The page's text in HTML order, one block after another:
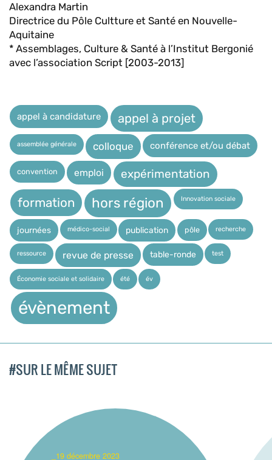
Alexandra Martin
Directrice du Pôle Cultture et Santé en Nouvelle-
Aquitaine
* Assemblages, Culture & Santé à l’Institut Bergonié
avec l’association Script [2003-2013]
appel à candidature appel à projet
assemblée générale colloque conférence et/ou débat
convention emploi expérimentation
formation hors région Innovation sociale
journées médico-social publication pôle recherche
ressource revue de presse table-ronde test
Économie sociale et solidaire été év
évènement
#SUR LE MÊME SUJET
_19 décembre 2023